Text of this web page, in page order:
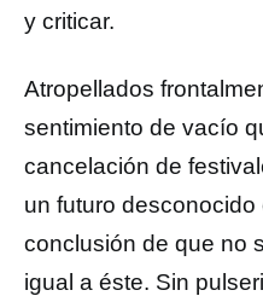
y criticar.
Atropellados
sentimiento de vacío
cancelación de
un futuro
conclusión de que no
igual a éste. Sin